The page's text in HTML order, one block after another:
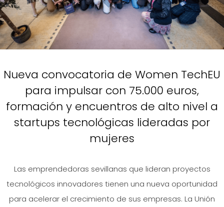
Nueva convocatoria de Women TechEU
para impulsar con 75.000 euros,
formación y encuentros de alto nivel a
startups tecnológicas lideradas por
mujeres
Las emprendedoras sevillanas que lideran proyectos
tecnológicos innovadores tienen una nueva oportunidad
para acelerar el crecimiento de sus empresas. La Unión